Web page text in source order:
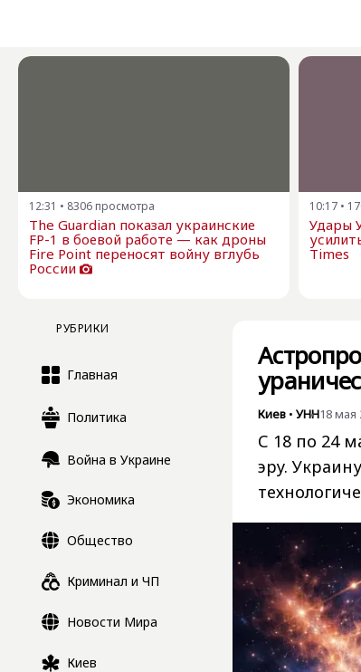
12:31 • 8306 просмотра
The Guardian показал украинские
FP-1 в боевой работе — как дроны
Fire Point переносят войну вглубь
России
10:17 •
Удары
Times
РУБРИКИ
Главная
Политика
Война в Украине
Экономика
Общество
Криминал и ЧП
Новости Мира
Киев
Киев • УНН18 мая
С 18 по 24
эру.